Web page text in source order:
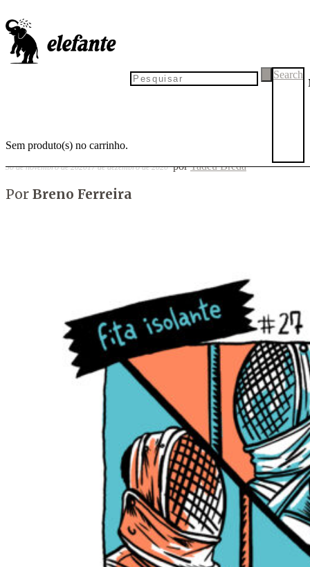
Sem produto(s) no carrinho.
Search
Fita isolante #27
30 de novembro de 202017 de dezembro de 2020 porTadeu Breda
Por Breno Ferreira